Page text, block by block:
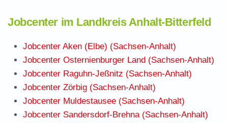
Jobcenter im Landkreis Anhalt-Bitterfeld
Jobcenter Aken (Elbe) (Sachsen-Anhalt)
Jobcenter Osternienburger Land (Sachsen-Anhalt)
Jobcenter Raguhn-Jeßnitz (Sachsen-Anhalt)
Jobcenter Zörbig (Sachsen-Anhalt)
Jobcenter Muldestausee (Sachsen-Anhalt)
Jobcenter Sandersdorf-Brehna (Sachsen-Anhalt)